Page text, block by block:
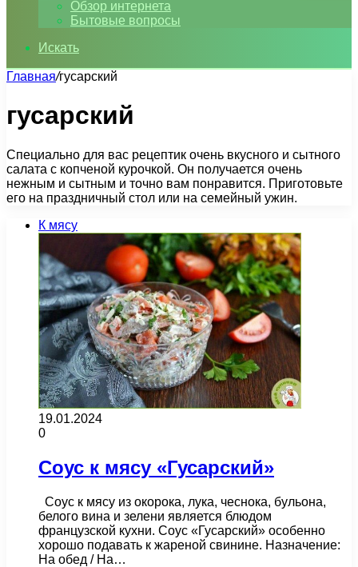
Обзор интернета
Бытовые вопросы
Искать
Главная/гусарский
гусарский
Специально для вас рецептик очень вкусного и сытного
салата с копченой курочкой. Он получается очень
нежным и сытным и точно вам понравится. Приготовьте
его на праздничный стол или на семейный ужин.
К мясу
19.01.2024
0
Соус к мясу «Гусарский»
Соус к мясу из окорока, лука, чеснока, бульона,
белого вина и зелени является блюдом
французской кухни. Соус «Гусарский» особенно
хорошо подавать к жареной свинине. Назначение:
На обед / На…